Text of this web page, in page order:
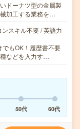
ドーナツ型の金属製
加工する業務を…
スキル不要 / 英語力
もOK！履歴書不要
などを入力す…
50代 60代